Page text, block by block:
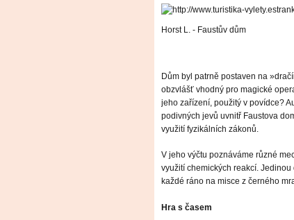
Horst L. - Faustův dům
Dům byl patrně postaven na
obzvlášť vhodný pro magické
jeho zařízení, použitý v povídce?
podivných jevů uvnitř Faustova
využití fyzikálních zákonů.
V jeho výčtu poznáváme různé
využití chemických reakcí.
každé ráno na misce z černého
Hra s časem